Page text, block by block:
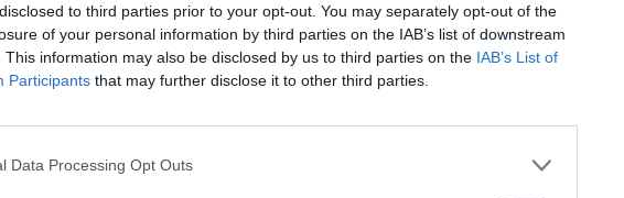
to third parties prior to your opt-out. You may separately opt-out of the
of your personal information by third parties on the IAB’s list of downstream
This information may also be disclosed by us to third parties on the IAB’s List of
Participants that may further disclose it to other third parties.
Data Processing Opt Outs
Δείτε όλες τις τελευταίες